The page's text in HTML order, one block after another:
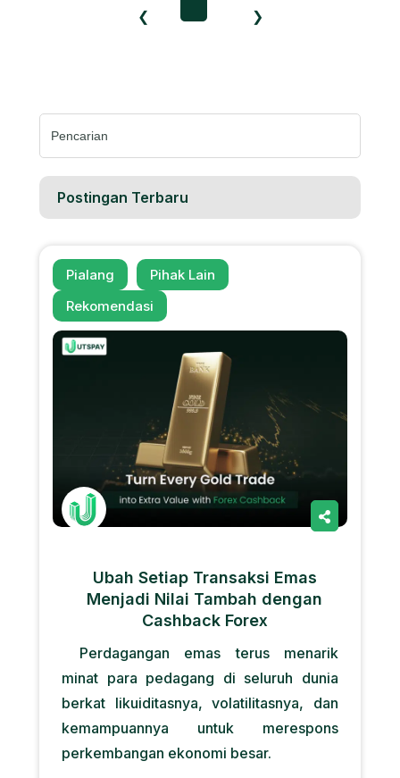
❮ ❯
Cari:
Postingan Terbaru
Pialang
Pihak Lain
Rekomendasi
Ubah Setiap Transaksi Emas
Menjadi Nilai Tambah dengan
Cashback Forex
Perdagangan emas terus menarik
minat para pedagang di seluruh dunia
berkat likuiditasnya, volatilitasnya, dan
kemampuannya untuk merespons
perkembangan ekonomi besar.